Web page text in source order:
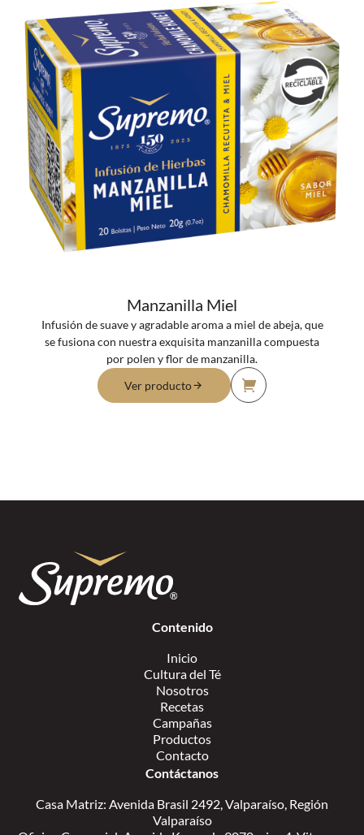
Manzanilla Miel
Infusión de suave y agradable aroma a miel de abeja, que
se fusiona con nuestra exquisita manzanilla compuesta
por polen y flor de manzanilla.
Ver producto
Contenido
Inicio
Cultura del Té
Nosotros
Recetas
Campañas
Productos
Contacto
Contáctanos
Casa Matriz: Avenida Brasil 2492, Valparaíso, Región
Valparaíso